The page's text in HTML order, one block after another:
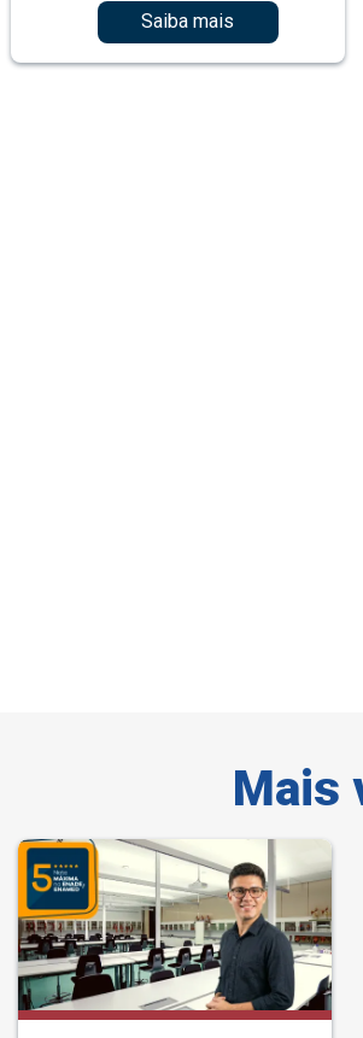
Saiba mais
Mais